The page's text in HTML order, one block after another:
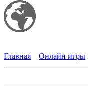
Главная
Онлайн игры